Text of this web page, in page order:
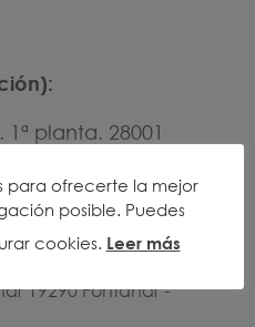
planta. 28001
N, Nave 3 Polígono
19290 Fontanar -
para ofrecerte la mejor
posible. Puedes
cookies. Leer más